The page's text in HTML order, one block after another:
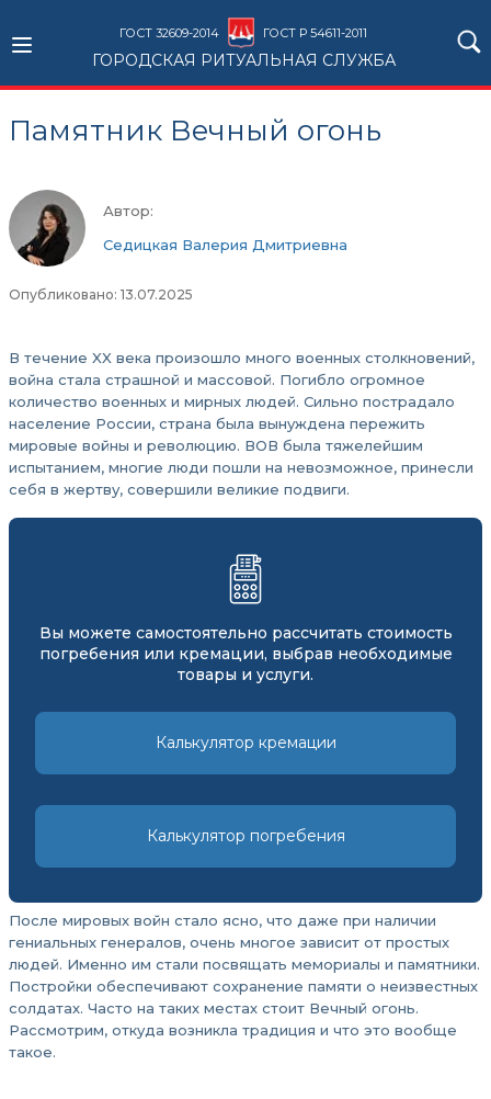
ГОСТ 32609-2014 ГОСТ Р 54611-2011
ГОРОДСКАЯ РИТУАЛЬНАЯ СЛУЖБА
Памятник Вечный огонь
Автор:
Седицкая Валерия Дмитриевна
Опубликовано: 13.07.2025
В течение XX века произошло много военных столкновений,
война стала страшной и массовой. Погибло огромное
количество военных и мирных людей. Сильно пострадало
население России, страна была вынуждена пережить
мировые войны и революцию. ВОВ была тяжелейшим
испытанием, многие люди пошли на невозможное, принесли
себя в жертву, совершили великие подвиги.
Вы можете самостоятельно рассчитать стоимость
погребения или кремации, выбрав необходимые
товары и услуги.
Калькулятор кремации
Калькулятор погребения
После мировых войн стало ясно, что даже при наличии
гениальных генералов, очень многое зависит от простых
людей. Именно им стали посвящать мемориалы и памятники.
Постройки обеспечивают сохранение памяти о неизвестных
солдатах. Часто на таких местах стоит Вечный огонь.
Рассмотрим, откуда возникла традиция и что это вообще
такое.